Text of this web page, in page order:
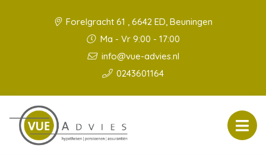
Forelgracht 61 , 6642 ED, Beuningen
Ma - Vr 9:00 - 17:00
info@vue-advies.nl
0243601164